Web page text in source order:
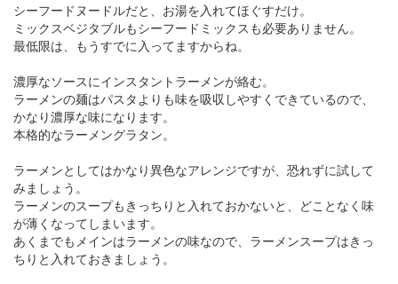
シーフードヌードルだと、お湯を入れてほぐすだけ。
ミックスベジタブルもシーフードミックスも必要ありません。
最低限は、もうすでに入ってますからね。
濃厚なソースにインスタントラーメンが絡む。
ラーメンの麺はパスタよりも味を吸収しやすくできているので、
かなり濃厚な味になります。
本格的なラーメングラタン。
ラーメンとしてはかなり異色なアレンジですが、恐れずに試して
みましょう。
ラーメンのスープもきっちりと入れておかないと、どことなく味
が薄くなってしまいます。
あくまでもメインはラーメンの味なので、ラーメンスープはきっ
ちりと入れておきましょう。